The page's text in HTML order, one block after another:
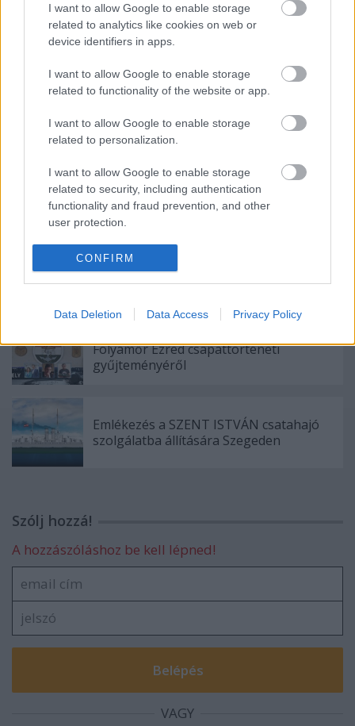
I want to allow Google to enable storage
related to analytics like cookies on web or
device identifiers in apps.
I want to allow Google to enable storage
related to functionality of the website or app.
I want to allow Google to enable storage
related to personalization.
I want to allow Google to enable storage
related to security, including authentication
functionality and fraud prevention, and other
user protection.
CONFIRM
Data Deletion Data Access Privacy Policy
Ajánlott bejegyzések:
Évfordulók - Emlékezés dr. Lengyel
Évfordulók - Leidenfrost Gyula és a
magyar Adria-kutatás, avagy hajózni
tényleg muszáj?
"Az ország legjobb búvárai
jelentkezhettek..." - visszatekintés a 110
éve szolgálatba állított SZENT ISTVÁN
csatahajó kutatásának 30 évére.
Folyamőr Ezred csapattörténeti
gyűjteményéről
Emlékezés a SZENT ISTVÁN csatahajó
szolgálatba állítására Szegeden
Szólj hozzá!
A hozzászóláshoz be kell lépned!
VAGY